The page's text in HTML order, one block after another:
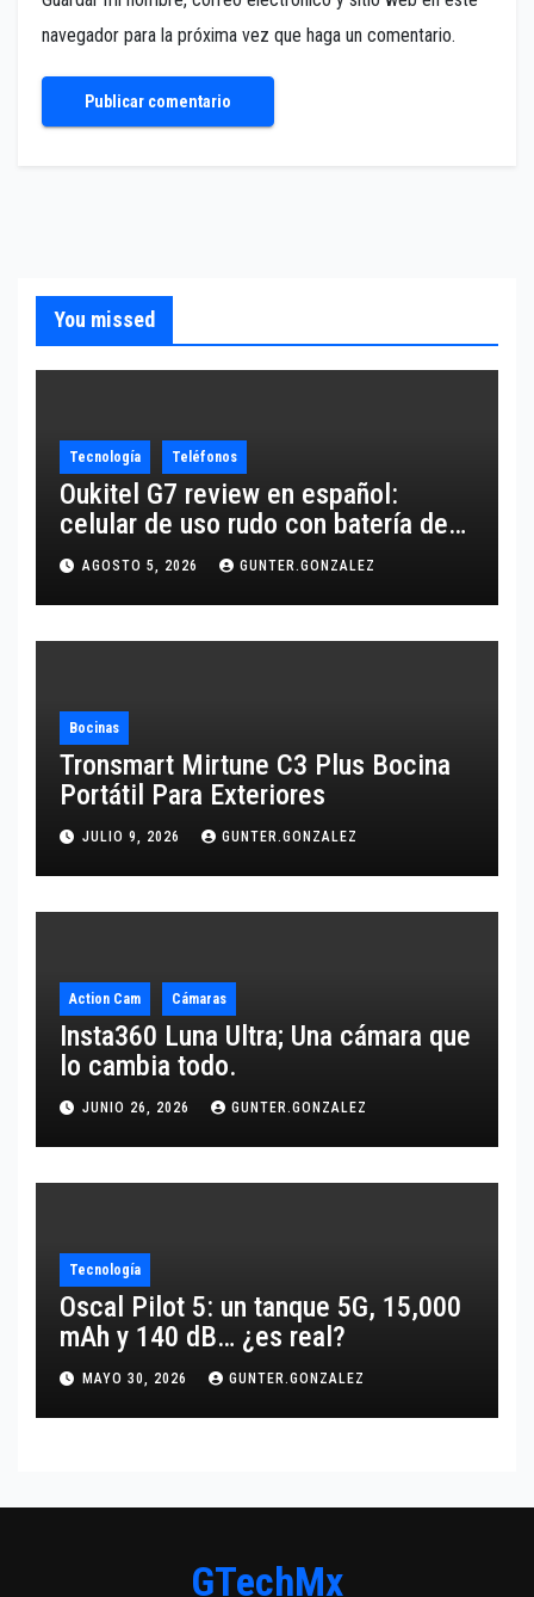
navegador para la próxima vez que haga un comentario.
You missed
Tecnología Teléfonos
Oukitel G7 review en español:
celular de uso rudo con batería de
10,600 mAh
AGOSTO 5, 2026 GUNTER.GONZALEZ
Bocinas
Tronsmart Mirtune C3 Plus Bocina
Portátil Para Exteriores
JULIO 9, 2026 GUNTER.GONZALEZ
Action Cam Cámaras
Insta360 Luna Ultra; Una cámara que
lo cambia todo.
JUNIO 26, 2026 GUNTER.GONZALEZ
Tecnología
Oscal Pilot 5: un tanque 5G, 15,000
mAh y 140 dB… ¿es real?
MAYO 30, 2026 GUNTER.GONZALEZ
GTechMx